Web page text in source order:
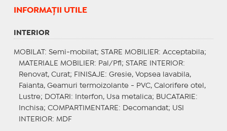
INFORMAŢII UTILE
INTERIOR
MOBILAT : Semi-mobilat; STARE MOBILIER: Acceptabila;
MATERIALE MOBILIER: Pal/Pfl; STARE INTERIOR:
Renovat, Curat; FINISAJE : Gresie, Vopsea lavabila,
Faianta, Geamuri termoizolante - PVC, Calorifere otel,
Lustre;
DOTARI : Interfon, Usa metalica; BUCATARIE :
Inchisa; COMPARTIMENTARE : Decomandat; USI
INTERIOR: MDF